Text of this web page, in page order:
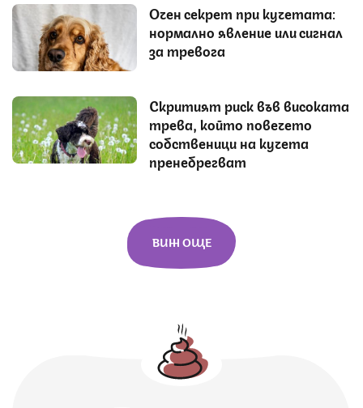
Очен секрет при кучетата:
нормално явление или сигнал
за тревога
Скритият риск във високата
трева, който повечето
собственици на кучета
пренебрегват
ВИЖ ОЩЕ